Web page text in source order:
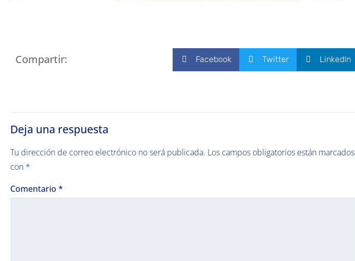
Compartir: Facebook Twitter LinkedIn
Deja una respuesta
Tu dirección de correo electrónico no será publicada. Los campos obligatorios están marcados
con *
Comentario *